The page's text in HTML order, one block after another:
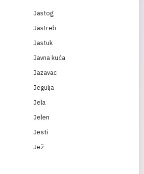
Jastog
Jastreb
Jastuk
Javna kuća
Jazavac
Jegulja
Jela
Jelen
Jesti
Jež